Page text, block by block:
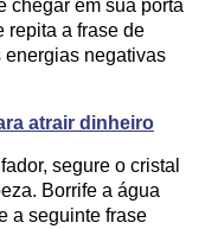
chegar em sua porta
repita a frase de
energias negativas
atrair dinheiro
segure o cristal
Borrife a água
a seguinte frase